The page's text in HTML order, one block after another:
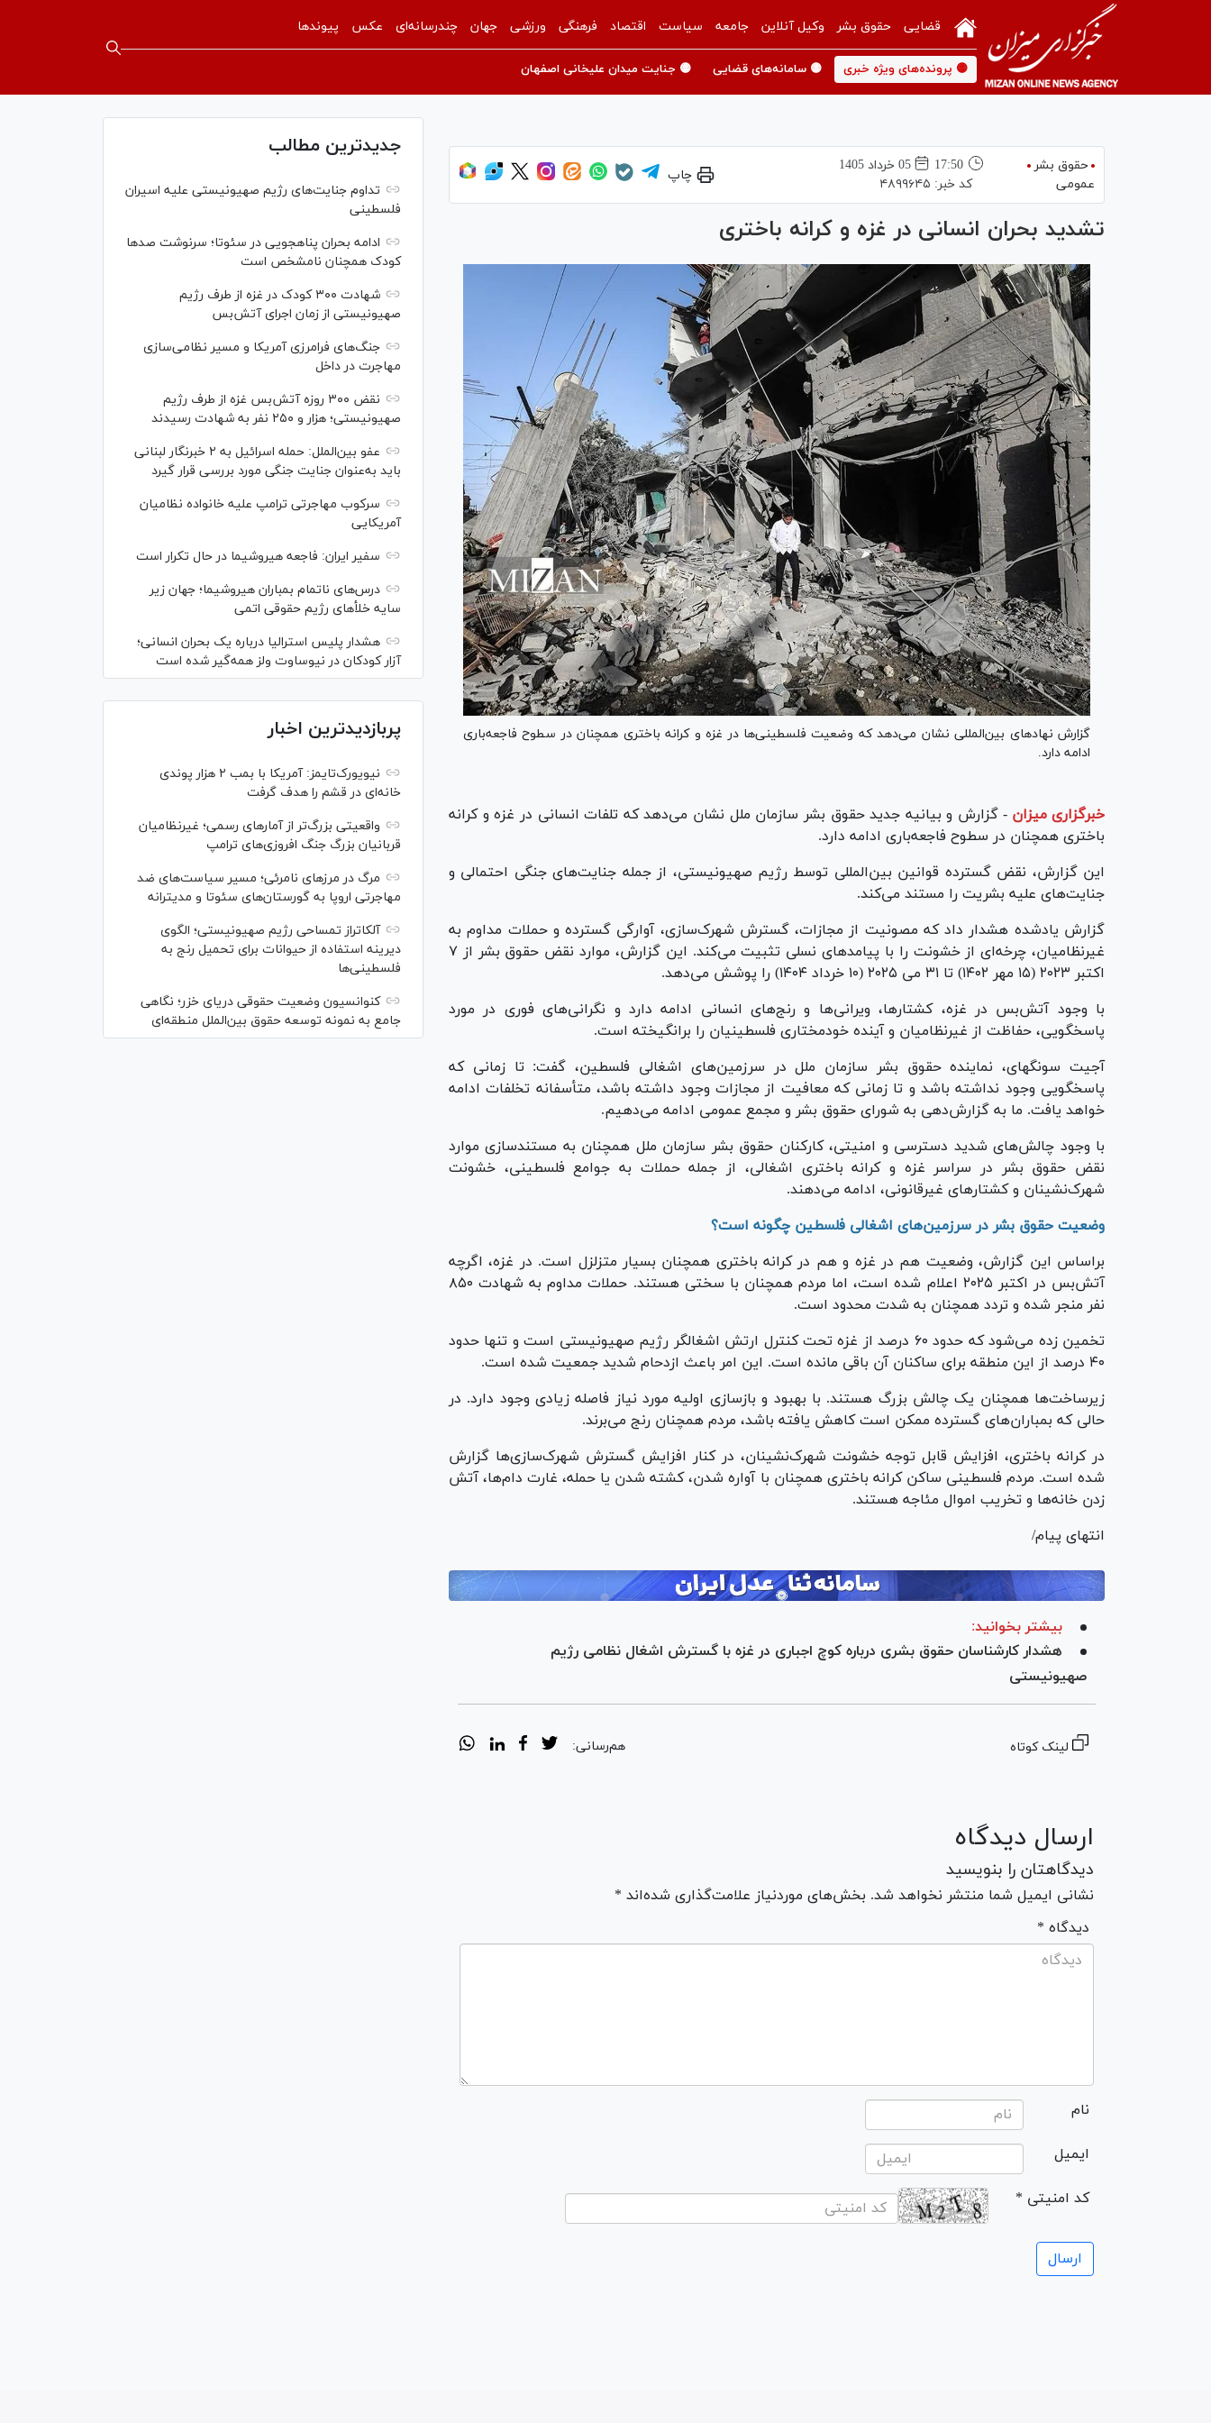
قضایی حقوق بشر وکیل آنلاین جامعه سیاست اقتصاد فرهنگی ورزشی جهان چندرسانه‌ای عکس پیوندها
🟡 پرونده‌های ویژه خبری 🟡 سامانه‌های قضایی 🟡 جنایت میدان علیخانی اصفهان
حقوق بشر
عمومی
17:50
05 خرداد 1405
کد خبر: ۴۸۹۹۶۴۵
چاپ
تشدید بحران انسانی در غزه و کرانه باختری
گزارش نهاد‌های بین‌المللی نشان می‌دهد که وضعیت فلسطینی‌ها در غزه و کرانه باختری همچنان در سطوح فاجعه‌باری
ادامه دارد.
خبرگزاری میزان - گزارش و بیانیه جدید حقوق بشر سازمان ملل نشان می‌دهد که تلفات انسانی در غزه و کرانه
باختری همچنان در سطوح فاجعه‌باری ادامه دارد.
این گزارش، نقض گسترده قوانین بین‌المللی توسط رژیم صهیونیستی، از جمله جنایت‌های جنگی احتمالی و
جنایت‌های علیه بشریت را مستند می‌کند.
گزارش یادشده هشدار داد که مصونیت از مجازات، گسترش شهرک‌سازی، آوارگی گسترده و حملات مداوم به
غیرنظامیان، چرخه‌ای از خشونت را با پیامد‌های نسلی تثبیت می‌کند. این گزارش، موارد نقض حقوق بشر از ۷
اکتبر ۲۰۲۳ (۱۵ مهر ۱۴۰۲) تا ۳۱ می ۲۰۲۵ (۱۰ خرداد ۱۴۰۴) را پوشش می‌دهد.
با وجود آتش‌بس در غزه، کشتارها، ویرانی‌ها و رنج‌های انسانی ادامه دارد و نگرانی‌های فوری در مورد
پاسخگویی، حفاظت از غیرنظامیان و آینده خودمختاری فلسطینیان را برانگیخته است.
آجیت سونگهای، نماینده حقوق بشر سازمان ملل در سرزمین‌های اشغالی فلسطین، گفت: تا زمانی که
پاسخگویی وجود نداشته باشد و تا زمانی که معافیت از مجازات وجود داشته باشد، متأسفانه تخلفات ادامه
خواهد یافت. ما به گزارش‌دهی به شورای حقوق بشر و مجمع عمومی ادامه می‌دهیم.
با وجود چالش‌های شدید دسترسی و امنیتی، کارکنان حقوق بشر سازمان ملل همچنان به مستندسازی موارد
نقض حقوق بشر در سراسر غزه و کرانه باختری اشغالی، از جمله حملات به جوامع فلسطینی، خشونت
شهرک‌نشینان و کشتار‌های غیرقانونی، ادامه می‌دهند.
وضعیت حقوق بشر در سرزمین‌های اشغالی فلسطین چگونه است؟
براساس این گزارش، وضعیت هم در غزه و هم در کرانه باختری همچنان بسیار متزلزل است. در غزه، اگرچه
آتش‌بس در اکتبر ۲۰۲۵ اعلام شده است، اما مردم همچنان با سختی هستند. حملات مداوم به شهادت ۸۵۰
نفر منجر شده و تردد همچنان به شدت محدود است.
تخمین زده می‌شود که حدود ۶۰ درصد از غزه تحت کنترل ارتش اشغالگر رژیم صهیونیستی است و تنها حدود
۴۰ درصد از این منطقه برای ساکنان آن باقی مانده است. این امر باعث ازدحام شدید جمعیت شده است.
زیرساخت‌ها همچنان یک چالش بزرگ هستند. با بهبود و بازسازی اولیه مورد نیاز فاصله زیادی وجود دارد. در
حالی که بمباران‌های گسترده ممکن است کاهش یافته باشد، مردم همچنان رنج می‌برند.
در کرانه باختری، افزایش قابل توجه خشونت شهرک‌نشینان، در کنار افزایش گسترش شهرک‌سازی‌ها گزارش
شده است. مردم فلسطینی ساکن کرانه باختری همچنان با آواره شدن، کشته شدن یا حمله، غارت دام‌ها، آتش
زدن خانه‌ها و تخریب اموال مئاجه هستند.
انتهای پیام/
بیشتر بخوانید:
هشدار کارشناسان حقوق بشری درباره کوچ اجباری در غزه با گسترش اشغال نظامی رژیم
صهیونیستی
لینک کوتاه هم‌رسانی:
ارسال دیدگاه
دیدگاهتان را بنویسید
نشانی ایمیل شما منتشر نخواهد شد. بخش‌های موردنیاز علامت‌گذاری شده‌اند *
* دیدگاه
نام
ایمیل
* کد امنیتی
جدیدترین مطالب
تداوم جنایت‌های رژیم صهیونیستی علیه اسیران
فلسطینی
ادامه بحران پناهجویی در سئوتا؛ سرنوشت صدها
کودک همچنان نامشخص است
شهادت ۳۰۰ کودک در غزه از طرف رژیم
صهیونیستی از زمان اجرای آتش‌بس
جنگ‌های فرامرزی آمریکا و مسیر نظامی‌سازی
مهاجرت در داخل
نقض ۳۰۰ روزه آتش‌بس غزه از طرف رژیم
صهیونیستی؛ هزار و ۲۵۰ نفر به شهادت رسیدند
عفو بین‌الملل: حمله اسرائیل به ۲ خبرنگار لبنانی
باید به‌عنوان جنایت جنگی مورد بررسی قرار گیرد
سرکوب مهاجرتی ترامپ علیه خانواده نظامیان
آمریکایی
سفیر ایران: فاجعه هیروشیما در حال تکرار است
درس‌های ناتمام بمباران هیروشیما؛ جهان زیر
سایه خلأ‌های رژیم حقوقی اتمی
هشدار پلیس استرالیا درباره یک بحران انسانی؛
آزار کودکان در نیوساوت ولز همه‌گیر شده است
پربازدیدترین اخبار
نیویورک‌تایمز: آمریکا با بمب ۲ هزار پوندی
خانه‌ای در قشم را هدف گرفت
واقعیتی بزرگ‌تر از آمار‌های رسمی؛ غیرنظامیان
قربانیان بزرگ جنگ افروزی‌های ترامپ
مرگ در مرز‌های نامرئی؛ مسیر سیاست‌های ضد
مهاجرتی اروپا به گورستان‌های سئوتا و مدیترانه
آلکاتراز تمساحی رژیم صهیونیستی؛ الگوی
دیرینه استفاده از حیوانات برای تحمیل رنج به
فلسطینی‌ها
کنوانسیون وضعیت حقوقی دریای خزر؛ نگاهی
جامع به نمونه توسعه حقوق بین‌الملل منطقه‌ای